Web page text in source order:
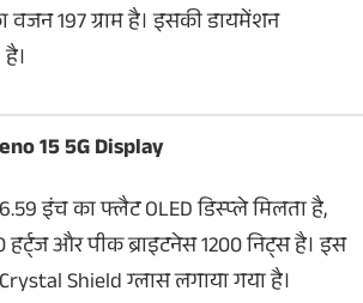
वजन 197 ग्राम है। इसकी डायमेंशन
15 5G Display
इंच का फ्लैट OLED डिस्प्ले मिलता है,
हर्ट्ज और पीक ब्राइटनेस 1200 निट्स है। इस
Shield ग्लास लगाया गया है।